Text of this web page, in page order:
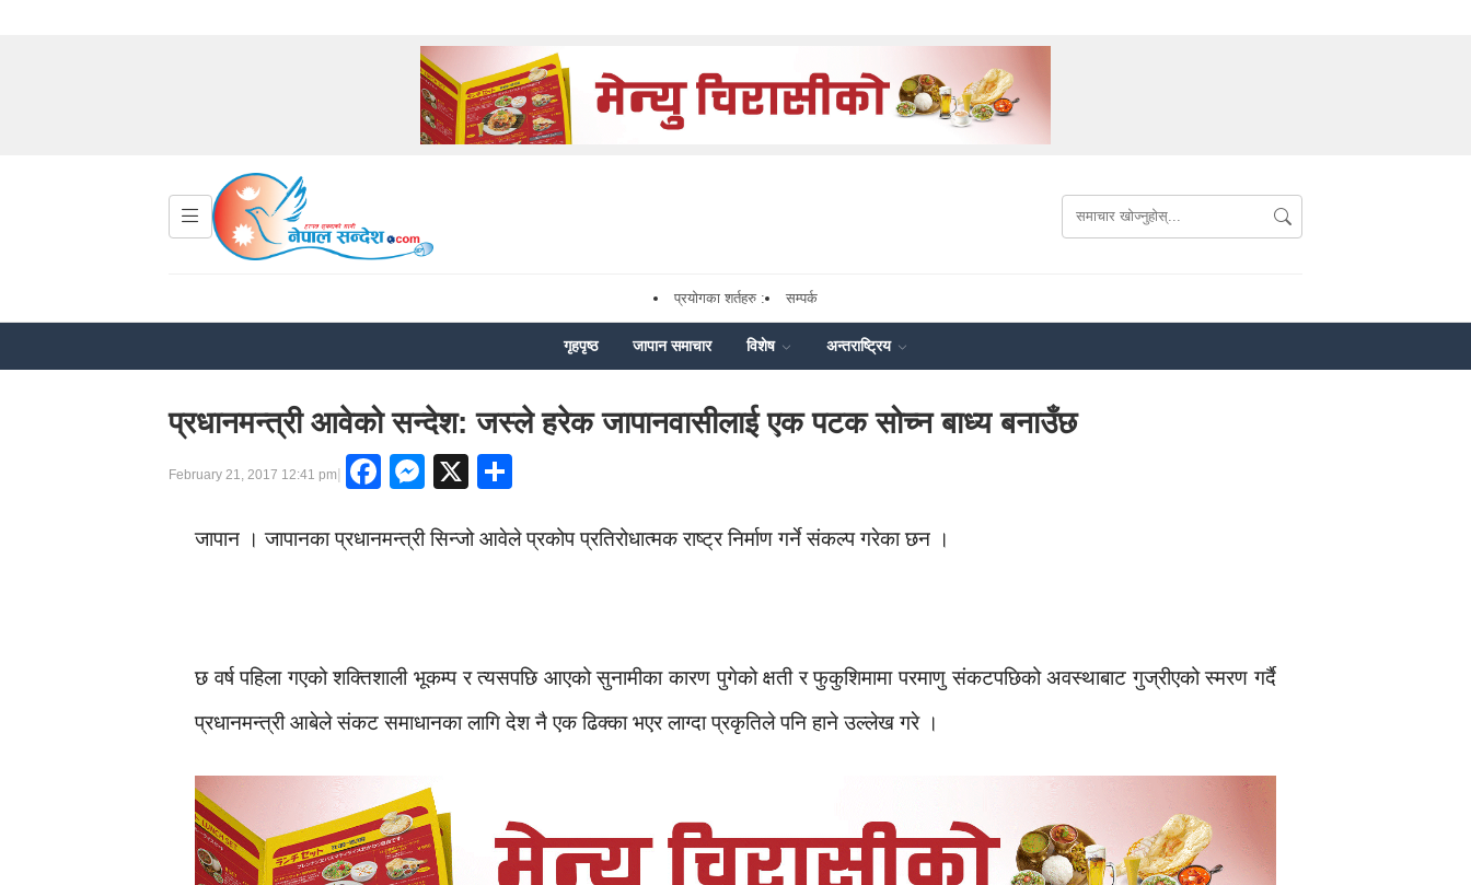
प्रयोगका शर्तहरु : सम्पर्क
गृहपृष्ठ जापान समाचार विशेष अन्तराष्ट्रिय
प्रधानमन्त्री आवेको सन्देश: जस्ले हरेक जापानवासीलाई एक पटक सोच्न बाध्य बनाउँछ
February 21, 2017 12:41 pm| Facebook
Messenger
X
जापान । जापानका प्रधानमन्त्री सिन्जो आवेले प्रकोप प्रतिरोधात्मक राष्ट्र निर्माण गर्ने संकल्प गरेका छन ।
छ वर्ष पहिला गएको शक्तिशाली भूकम्प र त्यसपछि आएको सुनामीका कारण पुगेको क्षती र फुकुशिमामा परमाणु संकटपछिको अवस्थाबाट गुज्रीएको स्मरण गर्दै
प्रधानमन्त्री आबेले संकट समाधानका लागि देश नै एक ढिक्का भएर लाग्दा प्रकृतिले पनि हाने उल्लेख गरे ।